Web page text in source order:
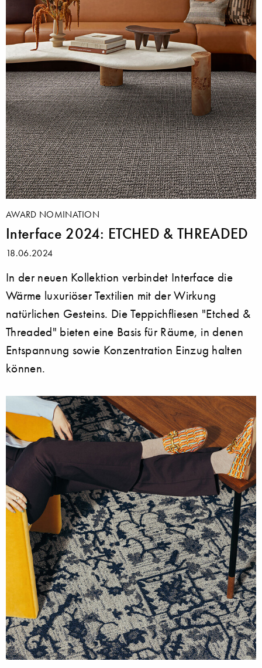
AWARD NOMINATION
Interface 2024: ETCHED & THREADED
18.06.2024
In der neuen Kollektion verbindet Interface die
Wärme luxuriöser Textilien mit der Wirkung
natürlichen Gesteins. Die Teppichfliesen "Etched &
Threaded" bieten eine Basis für Räume, in denen
Entspannung sowie Konzentration Einzug halten
können.